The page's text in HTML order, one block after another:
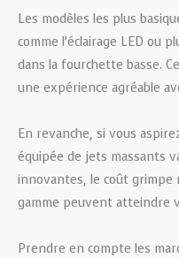
Les modèles les plus
comme l’éclairage LED ou
dans la fourchette basse.
une expérience agréable
En revanche, si vous
équipée de jets massants
innovantes, le coût grimpe
gamme peuvent atteindre
Prendre en compte les